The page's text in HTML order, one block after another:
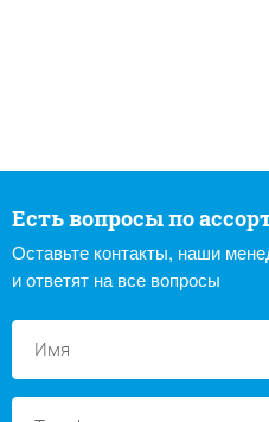
Есть вопросы по
Оставьте контакты, наши
и ответят на все вопросы